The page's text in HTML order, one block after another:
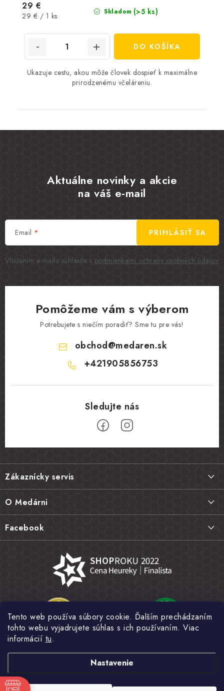
Tento web používa súbory cookie. Ďalším prechádzaním
tohto webu vyjadrujete súhlas s ich používaním. Viac
informácií tu.
Nastavenie
Skladom (>5 ks)
29 €
Jednotková
29 € / 1 ks
DO KOŠÍKA
Ukazuje cestu, akou môže človek dospieť k maximálne
prirodzenému včeláreniu.
Aktuálne novinky a akcie
na váš e-mail
Email
Vložením e-mailu súhlasíte s podmienkami ochrany osobných údajov
PRIHLÁSIŤ SA
Pomôžeme vám s výberom
Potrebujete s niečím poradiť? Sme tu pre vás!
obchod@medaren.sk
+421905856753
Z
á
p
ä
e
Zákaznícky servis
Vrátenie tovaru, výmena a reklamácie
Najčastejšie otázky FAQ
Hodnotenie obchodu
Obchodné podmienky
Ochrana osobných údajov
O Medárni
Náš príbeh
Kamenná predajňa
Fotogaléria
Novinky
Facebook